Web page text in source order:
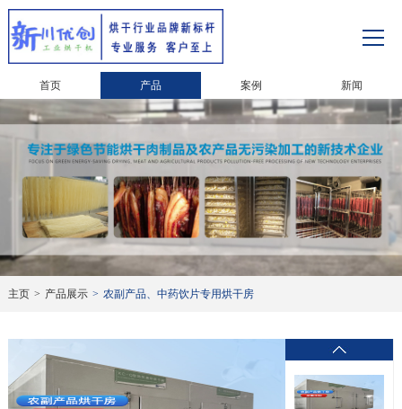
首页 产品 案例 新闻
主页 > 产品展示 > 农副产品、中药饮片专用烘干房